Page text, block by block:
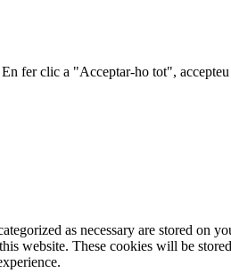
fer clic a "Acceptar-ho tot",
as necessary are stored on
website. These cookies will be